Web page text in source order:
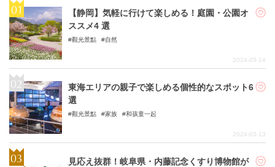
【静岡】気軽に行けて楽しめる！庭園・公園オ
ススメ4 選
觀光景點 自然
2024-05-14
東海エリアの親子で楽しめる個性的なスポット6
選
觀光景點 家族 和孩童一起
2024-03-13
見応え抜群！岐阜県・内藤記念くすり博物館が